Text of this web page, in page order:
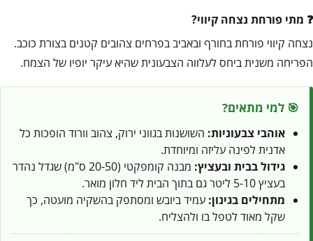
מתי פורחת נצחה קיווי?
נצחה קיווי פורחת בחורף ובאביב בפרחים צהובים קטנים בצורת כוכב.
הפריחה משנית ביחס לעלווה הצבעונית שהיא עיקר יופיו של הצמח.
🎯 למי מתאים?
אוהבי צבעוניות: השושנות בגווני ירוק, צהוב וורוד הופכות כל
אדנית לפינה עליזה ומיוחדת.
גידול בבית ובעציץ:
מבנה קומפקטי (20-50 ס"מ) שגדל נהדר
בעציץ 5-10 ליטר גם בתוך הבית ליד חלון מואר.
מתחילים בגינון: עמיד ביובש ומסתפק בהשקיה מועטה, כך
שקל מאוד לטפל בו ולהצליח.